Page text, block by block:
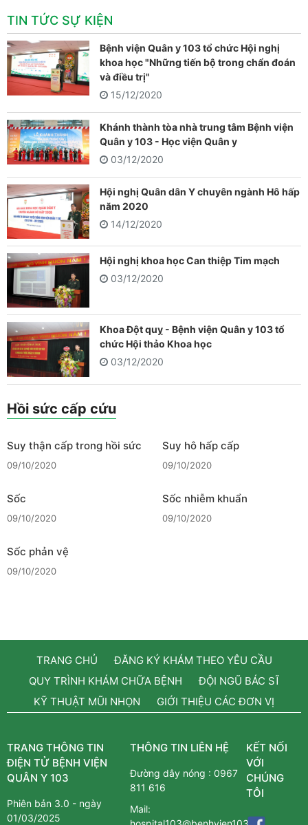
TIN TỨC SỰ KIỆN
Bệnh viện Quân y 103 tổ chức Hội nghị
khoa học "Những tiến bộ trong chẩn đoán
và điều trị"
15/12/2020
Khánh thành tòa nhà trung tâm Bệnh viện
Quân y 103 - Học viện Quân y
03/12/2020
Hội nghị Quân dân Y chuyên ngành Hô hấp
năm 2020
14/12/2020
Hội nghị khoa học Can thiệp Tim mạch
03/12/2020
Khoa Đột quỵ - Bệnh viện Quân y 103 tổ
chức Hội thảo Khoa học
03/12/2020
Hồi sức cấp cứu
Suy thận cấp trong hồi sức
09/10/2020
Suy hô hấp cấp
09/10/2020
Sốc
09/10/2020
Sốc nhiễm khuẩn
09/10/2020
Sốc phản vệ
09/10/2020
TRANG CHỦ
ĐĂNG KÝ KHÁM THEO YÊU CẦU
QUY TRÌNH KHÁM CHỮA BỆNH
ĐỘI NGŨ BÁC SĨ
KỸ THUẬT MŨI NHỌN
GIỚI THIỆU CÁC ĐƠN VỊ
TRANG THÔNG TIN
ĐIỆN TỬ BỆNH VIỆN
QUÂN Y 103
Phiên bản 3.0 - ngày
01/03/2025
THÔNG TIN LIÊN HỆ
Đường dây nóng :0967
811 616
Mail:
KẾT NỐI
VỚI
CHÚNG
TÔI